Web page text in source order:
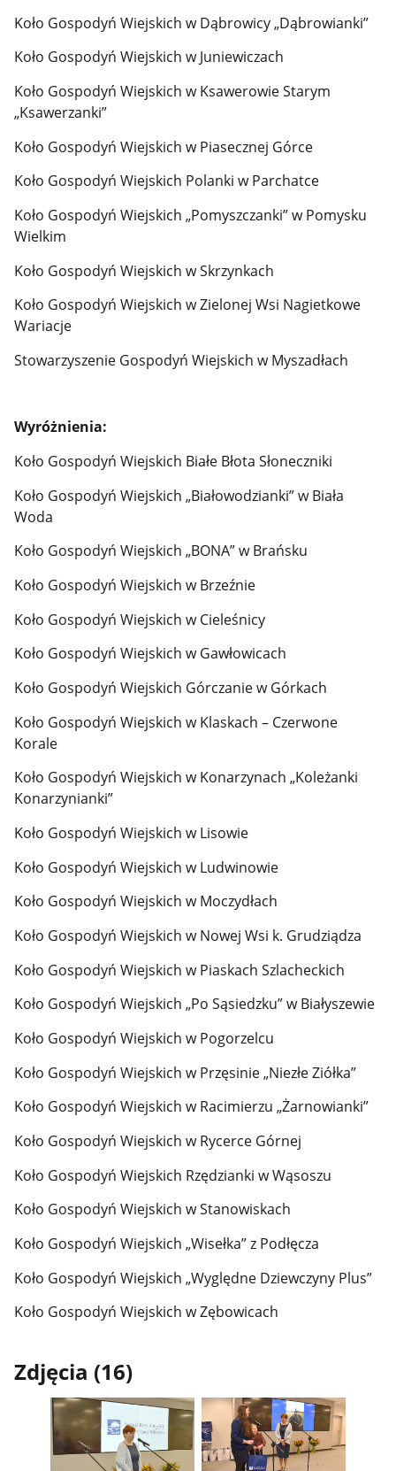
Koło Gospodyń Wiejskich w Dąbrowicy „Dąbrowianki”
Koło Gospodyń Wiejskich w Juniewiczach
Koło Gospodyń Wiejskich w Ksawerowie Starym
„Ksawerzanki”
Koło Gospodyń Wiejskich w Piasecznej Górce
Koło Gospodyń Wiejskich Polanki w Parchatce
Koło Gospodyń Wiejskich „Pomyszczanki” w Pomysku
Wielkim
Koło Gospodyń Wiejskich w Skrzynkach
Koło Gospodyń Wiejskich w Zielonej Wsi Nagietkowe
Wariacje
Stowarzyszenie Gospodyń Wiejskich w Myszadłach
Wyróżnienia:
Koło Gospodyń Wiejskich Białe Błota Słoneczniki
Koło Gospodyń Wiejskich „Białowodzianki” w Biała
Woda
Koło Gospodyń Wiejskich „BONA” w Brańsku
Koło Gospodyń Wiejskich w Brzeźnie
Koło Gospodyń Wiejskich w Cieleśnicy
Koło Gospodyń Wiejskich w Gawłowicach
Koło Gospodyń Wiejskich Górczanie w Górkach
Koło Gospodyń Wiejskich w Klaskach – Czerwone
Korale
Koło Gospodyń Wiejskich w Konarzynach „Koleżanki
Konarzynianki”
Koło Gospodyń Wiejskich w Lisowie
Koło Gospodyń Wiejskich w Ludwinowie
Koło Gospodyń Wiejskich w Moczydłach
Koło Gospodyń Wiejskich w Nowej Wsi k. Grudziądza
Koło Gospodyń Wiejskich w Piaskach Szlacheckich
Koło Gospodyń Wiejskich „Po Sąsiedzku” w Białyszewie
Koło Gospodyń Wiejskich w Pogorzelcu
Koło Gospodyń Wiejskich w Przęsinie „Niezłe Ziółka”
Koło Gospodyń Wiejskich w Racimierzu „Żarnowianki”
Koło Gospodyń Wiejskich w Rycerce Górnej
Koło Gospodyń Wiejskich Rzędzianki w Wąsoszu
Koło Gospodyń Wiejskich w Stanowiskach
Koło Gospodyń Wiejskich „Wisełka” z Podłęcza
Koło Gospodyń Wiejskich „Wyględne Dziewczyny Plus”
Koło Gospodyń Wiejskich w Zębowicach
Zdjęcia (16)